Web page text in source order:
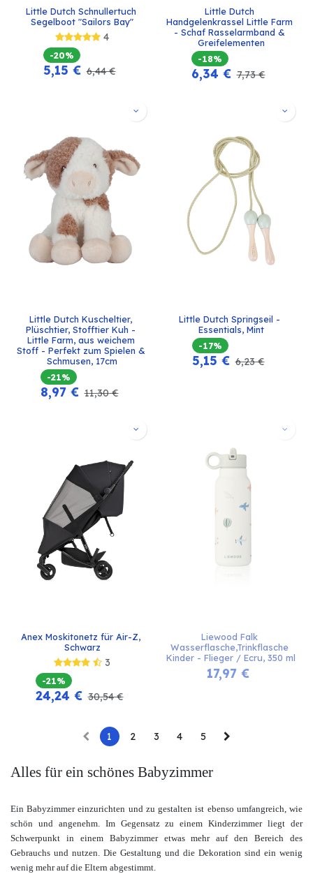
Little Dutch Schnullertuch
Segelboot "Sailors Bay"
4
-20%
5,15 € 6,44€
Little Dutch
Handgelenkrassel Little Farm
- Schaf Rasselarmband &
Greifelementen
-18%
6,34 € 7,73€
Little Dutch Kuscheltier,
Plüschtier, Stofftier Kuh -
Little Farm, aus weichem
Stoff - Perfekt zum Spielen &
Schmusen, 17cm
-21%
8,97€ 11,30€
Little Dutch Springseil -
Essentials, Mint
-17%
5,15 € 6,23€
Anex Moskitonetz für Air-Z,
Schwarz
3
-21%
24,24 € 30,54€
Liewood Falk
Wasserflasche,Trinkflasche
Kinder - Flieger / Ecru, 350 ml
17,97 €
1 2 3 4 5
Alles für ein schönes Babyzimmer
Ein Babyzimmer einzurichten und zu gestalten ist ebenso umfangreich, wie
schön und angenehm. Im Gegensatz zu einem Kinderzimmer liegt der
Schwerpunkt in einem Babyzimmer etwas mehr auf den Bereich des
Gebrauchs und nutzen. Die Gestaltung und die Dekoration sind ein wenig
wenig mehr auf die Eltern abgestimmt.